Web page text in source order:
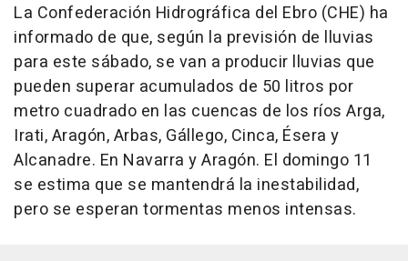
La Confederación Hidrográfica del Ebro (CHE) ha
informado de que, según la previsión de lluvias
para este sábado, se van a producir lluvias que
pueden superar acumulados de 50 litros por
metro cuadrado en las cuencas de los ríos Arga,
Irati, Aragón, Arbas, Gállego, Cinca, Ésera y
Alcanadre. En Navarra y Aragón. El domingo 11
se estima que se mantendrá la inestabilidad,
pero se esperan tormentas menos intensas.